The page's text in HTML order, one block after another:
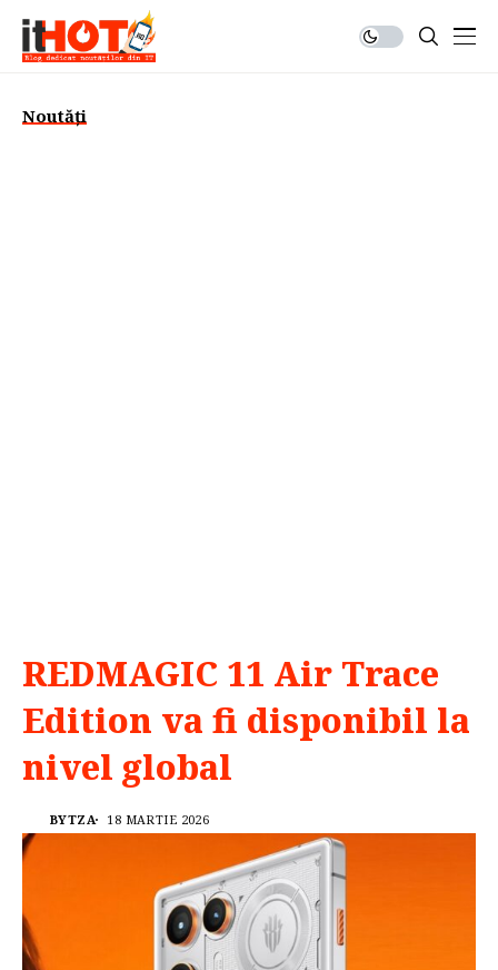
Noutăți
REDMAGIC 11 Air Trace
Edition va fi disponibil la
nivel global
BYTZA 18 MARTIE 2026